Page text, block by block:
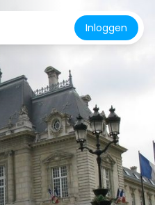
Inloggen